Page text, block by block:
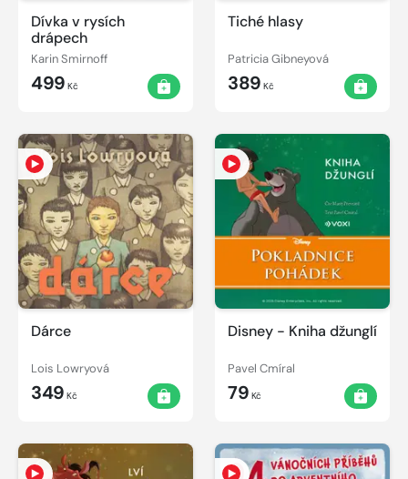
Dívka v rysích
drápech
Karin Smirnoff
499 Kč
Tiché hlasy
Patricia Gibneyová
389 Kč
Dárce
Lois Lowryová
349 Kč
Disney - Kniha džunglí
Pavel Cmíral
79 Kč